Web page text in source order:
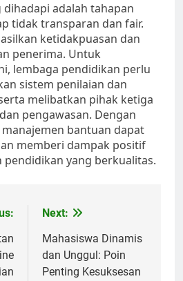
adalah tahapan
tidak transparan dan fair.
ketidakpuasan dan
penerima. Untuk
lembaga pendidikan perlu
sistem penilaian dan
melibatkan pihak ketiga
pengawasan. Dengan
bantuan dapat
memberi dampak positif
yang berkualitas.
Next:
Mahasiswa Dinamis
dan Unggul: Poin
Penting Kesuksesan